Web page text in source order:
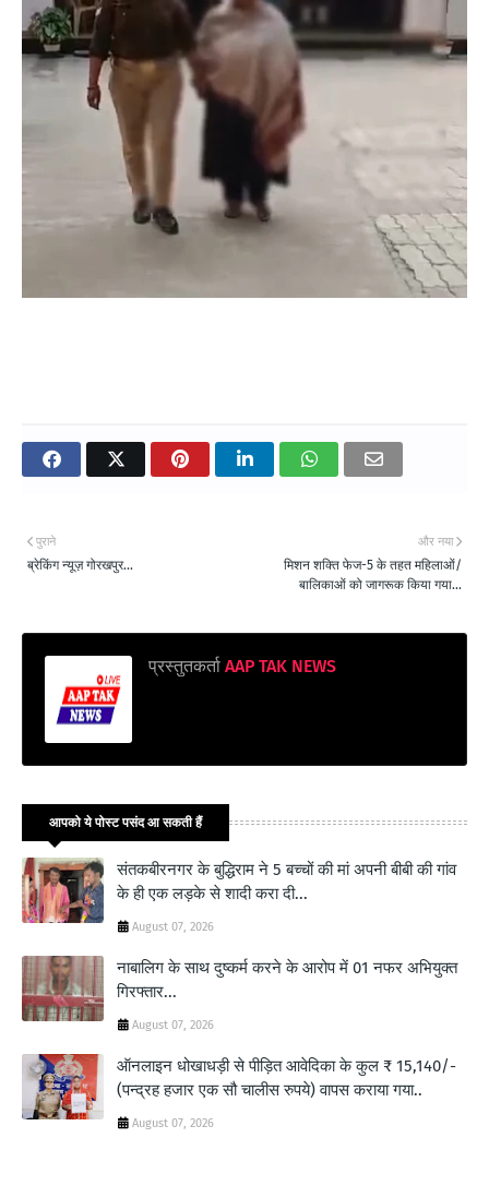
और नया
मिशन शक्ति फेज-5 के तहत महिलाओं/
बालिकाओं को जागरूक किया गया...
पुराने
ब्रेकिंग न्यूज़ गोरखपुर...
प्रस्तुतकर्ता AAP TAK NEWS
आपको ये पोस्ट पसंद आ सकती हैं
संतकबीरनगर के बुद्धिराम ने 5 बच्चों की मां अपनी बीबी की गांव
के ही एक लड़के से शादी करा दी...
August 07, 2026
नाबालिग के साथ दुष्कर्म करने के आरोप में 01 नफर अभियुक्त
गिरफ्तार...
August 07, 2026
ऑनलाइन धोखाधड़ी से पीड़ित आवेदिका के कुल ₹ 15,140/-
(पन्द्रह हजार एक सौ चालीस रुपये) वापस कराया गया..
August 07, 2026